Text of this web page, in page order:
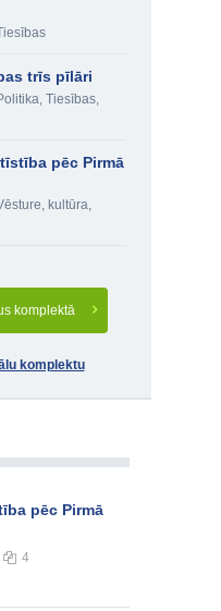
trīs pīlāri
, Tiesības,
pēc Pirmā
kultūra,
komplektā
komplektu
pēc Pirmā
4